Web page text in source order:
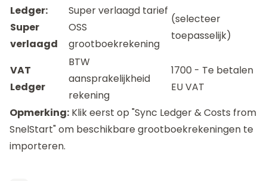
Ledger:
Super
verlaagd
Super verlaagd tarief
OSS
grootboekrekening
(selecteer
toepasselijk)
VAT
Ledger
BTW
aansprakelijkheid
rekening
1700 - Te betalen
EU VAT
Opmerking: Klik eerst op "Sync Ledger & Costs from
SnelStart" om beschikbare grootboekrekeningen te
importeren.